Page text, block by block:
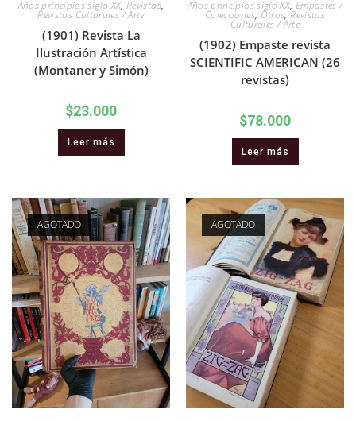
Años principios siglo XX,Revistas,
Revistas Culturales / Arte
(1901) Revista La
Ilustración Artística
(Montaner y Simón)
$23.000
Leer más
Años principios siglo XX, Empastes /
Colecciones, Otros,Revistas
Culturales / Arte
(1902) Empaste revista
SCIENTIFIC AMERICAN (26
revistas)
$78.000
Leer más
AGOTADO AGOTADO